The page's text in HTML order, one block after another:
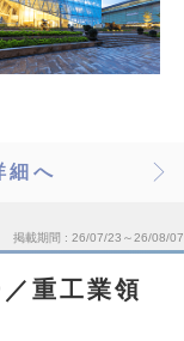
細へ
掲載期間 26/07/23～26/08/07
重工業領